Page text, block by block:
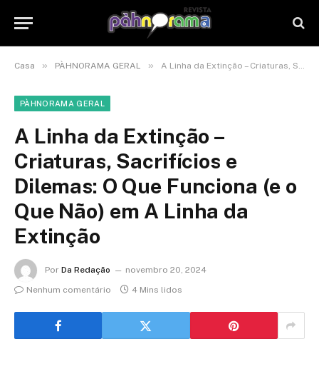
Casa » PÀHNORAMA GERAL » A Linha da Extinção – Criaturas, Sacrifícios e Dilemas: O Que Funciona (e o Que Não) em A Linha da Extinção
PÀHNORAMA GERAL
A Linha da Extinção –
Criaturas, Sacrifícios e
Dilemas: O Que Funciona (e o
Que Não) em A Linha da
Extinção
Por Da Redação
novembro 20, 2024
Nenhum comentário
4 Mins lidos